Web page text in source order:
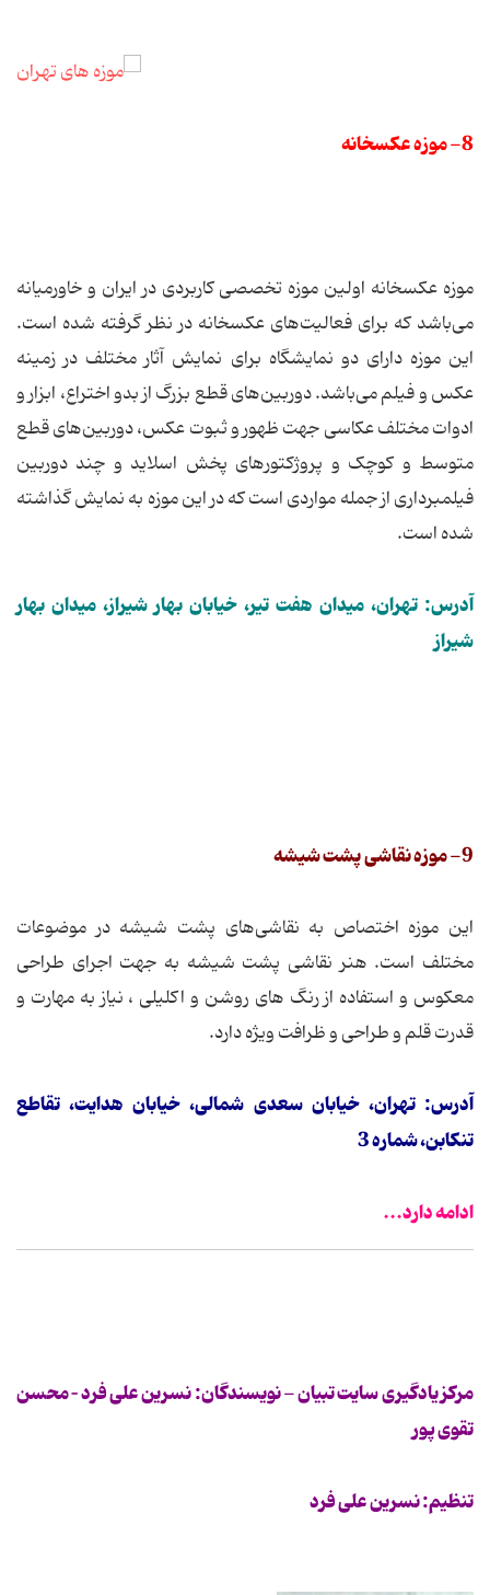
8- موزه عکسخانه
موزه عکسخانه اولین موزه تخصصی کاربردی در ایران و خاورمیانه
می‌باشد که برای فعالیت‌های عکسخانه در نظر گرفته شده است.
این موزه دارای دو نمایشگاه برای نمایش آثار مختلف در زمینه
عکس و فیلم می‌باشد. دوربین‌های قطع بزرگ از بدو اختراع، ابزار و
ادوات مختلف عکاسی جهت ظهور و ثبوت عکس، دوربین‌های قطع
متوسط و کوچک و پروژکتورهای پخش اسلاید و چند دوربین
فیلمبرداری از جمله مواردی است که در این موزه به نمایش گذاشته
شده است.
آدرس: تهران، میدان هفت تیر، خیابان بهار شیراز، میدان بهار
شیراز
9- موزه نقاشی پشت شیشه
این موزه اختصاص به نقاشی‌های پشت شیشه در موضوعات
مختلف است. هنر نقاشی پشت شیشه به جهت اجرای طراحی
معكوس و استفاده از رنگ های روشن و اكلیلی ، نیاز به مهارت و
قدرت قلم و طراحی و ظرافت ویژه دارد.
آدرس: تهران، خیابان سعدی شمالی، خیابان هدایت، تقاطع
تنکابن، شماره 3
ادامه دارد...
مرکز یادگیری سایت تبیان - نویسندگان: نسرین علی فرد – محسن
تقوی پور
تنظیم: نسرین علی فرد